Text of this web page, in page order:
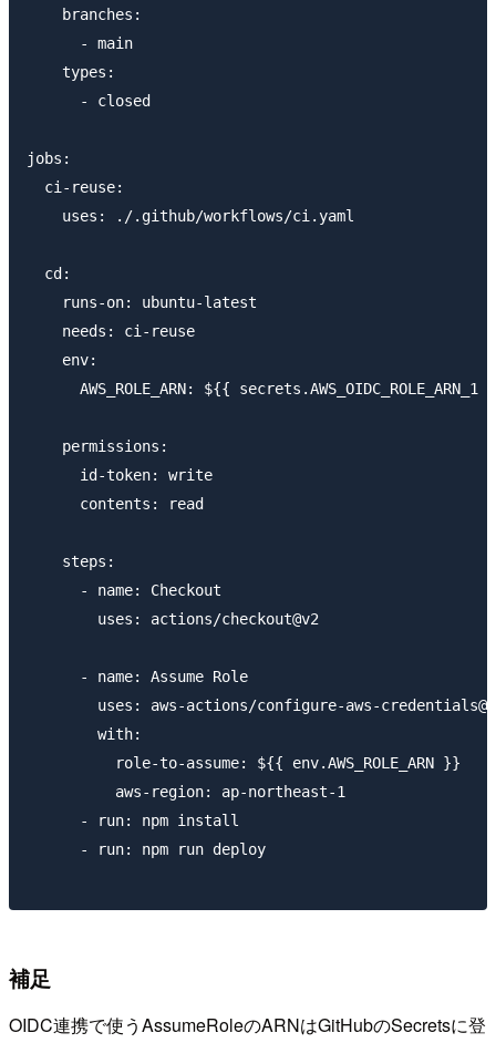
    branches:
      - main
    types:
      - closed
jobs:
  ci-reuse:
    uses: ./.github/workflows/ci.yaml
  cd:
    runs-on: ubuntu-latest
    needs: ci-reuse
    env:
AWS_ROLE_ARN: ${{ secrets.AWS_OIDC_ROLE_ARN_1
    permissions:
      id-token: write
      contents: read
    steps:
      - name: Checkout
        uses: actions/checkout@v2
      - name: Assume Role
uses: aws-actions/configure-aws-
        with:
          role-to-assume: ${{ env.AWS_ROLE_ARN }}
          aws-region: ap-northeast-1
      - run: npm install
      - run: npm run deploy
補足
OIDC連携で使うAssumeRoleのARNはGitHubのSecretsに登